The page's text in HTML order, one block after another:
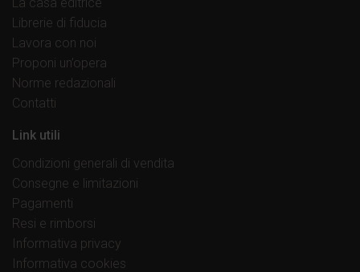
Librerie di fiducia
Lavora con noi
Proponi un’opera
Norme redazionali
Contatti
Link utili
Condizioni generali di vendita
Consegne e limitazioni
Pagamenti
Resi e rimborsi
Informativa privacy
Informativa cookies